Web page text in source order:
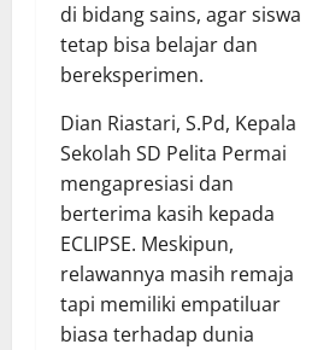
di bidang sains, agar siswa
tetap bisa belajar dan
bereksperimen.
Dian Riastari, S.Pd, Kepala
Sekolah SD Pelita Permai
mengapresiasi dan
berterima kasih kepada
ECLIPSE. Meskipun,
relawannya masih remaja
tapi memiliki empatiluar
biasa terhadap dunia